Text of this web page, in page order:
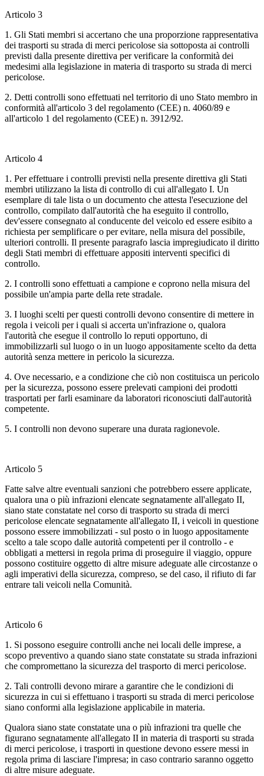
Articolo 3
1. Gli Stati membri si accertano che una proporzione rappresentativa
dei trasporti su strada di merci pericolose sia sottoposta ai controlli
previsti dalla presente direttiva per verificare la conformità dei
medesimi alla legislazione in materia di trasporto su strada di merci
pericolose.
2. Detti controlli sono effettuati nel territorio di uno Stato membro in
conformità all'articolo 3 del regolamento (CEE) n. 4060/89 e
all'articolo 1 del regolamento (CEE) n. 3912/92.
Articolo 4
1. Per effettuare i controlli previsti nella presente direttiva gli Stati
membri utilizzano la lista di controllo di cui all'allegato I. Un
esemplare di tale lista o un documento che attesta l'esecuzione del
controllo, compilato dall'autorità che ha eseguito il controllo,
dev'essere consegnato al conducente del veicolo ed essere esibito a
richiesta per semplificare o per evitare, nella misura del possibile,
ulteriori controlli. Il presente paragrafo lascia impregiudicato il diritto
degli Stati membri di effettuare appositi interventi specifici di
controllo.
2. I controlli sono effettuati a campione e coprono nella misura del
possibile un'ampia parte della rete stradale.
3. I luoghi scelti per questi controlli devono consentire di mettere in
regola i veicoli per i quali si accerta un'infrazione o, qualora
l'autorità che esegue il controllo lo reputi opportuno, di
immobilizzarli sul luogo o in un luogo appositamente scelto da detta
autorità senza mettere in pericolo la sicurezza.
4. Ove necessario, e a condizione che ciò non costituisca un pericolo
per la sicurezza, possono essere prelevati campioni dei prodotti
trasportati per farli esaminare da laboratori riconosciuti dall'autorità
competente.
5. I controlli non devono superare una durata ragionevole.
Articolo 5
Fatte salve altre eventuali sanzioni che potrebbero essere applicate,
qualora una o più infrazioni elencate segnatamente all'allegato II,
siano state constatate nel corso di trasporto su strada di merci
pericolose elencate segnatamente all'allegato II, i veicoli in questione
possono essere immobilizzati - sul posto o in luogo appositamente
scelto a tale scopo dalle autorità competenti per il controllo - e
obbligati a mettersi in regola prima di proseguire il viaggio, oppure
possono costituire oggetto di altre misure adeguate alle circostanze o
agli imperativi della sicurezza, compreso, se del caso, il rifiuto di far
entrare tali veicoli nella Comunità.
Articolo 6
1. Si possono eseguire controlli anche nei locali delle imprese, a
scopo preventivo a quando siano state constatate su strada infrazioni
che compromettano la sicurezza del trasporto di merci pericolose.
2. Tali controlli devono mirare a garantire che le condizioni di
sicurezza in cui si effettuano i trasporti su strada di merci pericolose
siano conformi alla legislazione applicabile in materia.
Qualora siano state constatate una o più infrazioni tra quelle che
figurano segnatamente all'allegato II in materia di trasporti su strada
di merci pericolose, i trasporti in questione devono essere messi in
regola prima di lasciare l'impresa; in caso contrario saranno oggetto
di altre misure adeguate.